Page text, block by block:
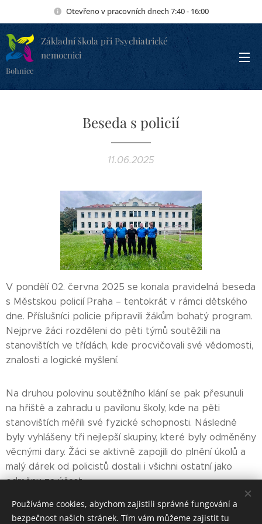
Otevřeno v pracovních dnech 7:40 - 16:00
Základní škola při Psychiatrické
nemocnici
Bohnice
Beseda s policií
11.06.2025
V pondělí 02. června 2025 se konala pravidelná beseda
s Městskou policií Praha – tentokrát v rámci dětského
dne. Příslušníci policie připravili žákům bohatý program.
Nejprve žáci rozděleni do pěti týmů soutěžili na
stanovištích ve třídách, kde procvičovali své vědomosti,
znalosti a logické myšlení.
Na druhou polovinu soutěžního klání se pak přesunuli
na hřiště a zahradu u pavilonu školy, kde na pěti
stanovištích měřili své fyzické schopnosti. Následně
byly vyhlášeny tři nejlepší skupiny, které byly odměněny
věcnými dary. Žáci se aktivně zapojili do plnění úkolů a
malý dárek od policistů dostali i všichni ostatní jako
odměnu za účast.
Používáme cookies, abychom zajistili správné fungování a
bezpečnost našich stránek. Tím vám můžeme zajistit tu